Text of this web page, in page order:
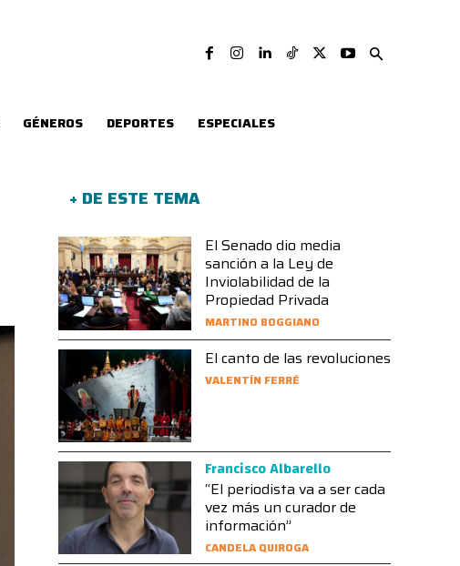
GÉNEROS DEPORTES ESPECIALES
+ DE ESTE TEMA
El Senado dio media
sanción a la Ley de
Inviolabilidad de la
Propiedad Privada
MARTINO BOGGIANO
El canto de las revoluciones
VALENTÍN FERRÉ
Francisco Albarello
“El periodista va a ser cada
vez más un curador de
información”
CANDELA QUIROGA